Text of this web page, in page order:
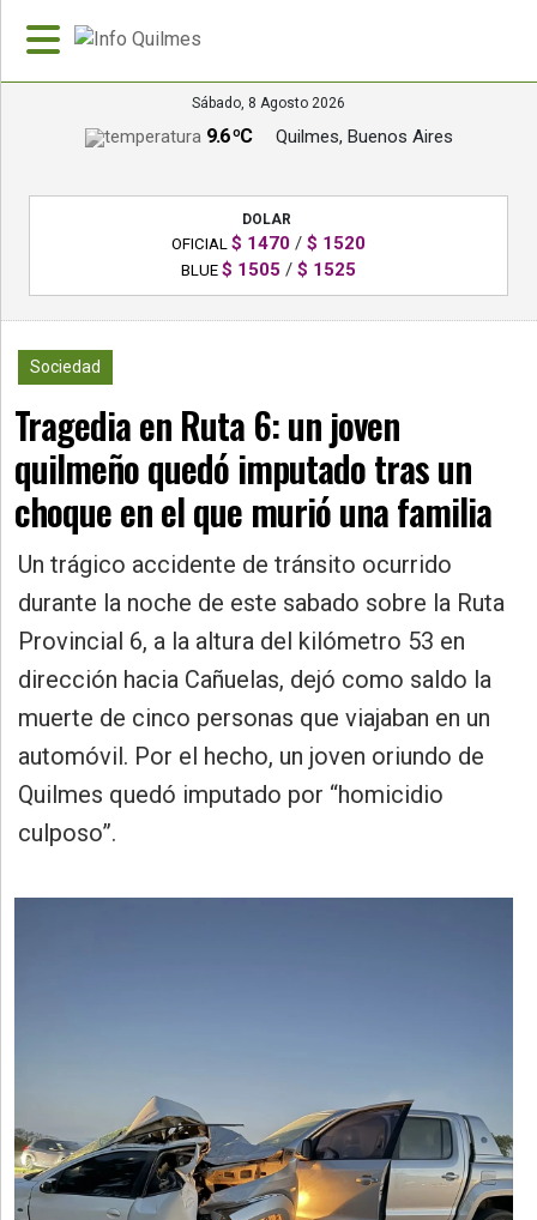
»
Policiales
»
Política
Provincia
»
Salud
»
Cultura
»
Educación
»
Sábado, 8 Agosto 2026
9.6 ºC Quilmes, Buenos Aires
DOLAR
OFICIAL $ 1470 / $ 1520
BLUE $ 1505 / $ 1525
Sociedad
Tragedia en Ruta 6: un joven
quilmeño quedó imputado tras un
choque en el que murió una familia
Un trágico accidente de tránsito ocurrido
durante la noche de este sabado sobre la Ruta
Provincial 6, a la altura del kilómetro 53 en
dirección hacia Cañuelas, dejó como saldo la
muerte de cinco personas que viajaban en un
automóvil. Por el hecho, un joven oriundo de
Quilmes quedó imputado por “homicidio
culposo”.